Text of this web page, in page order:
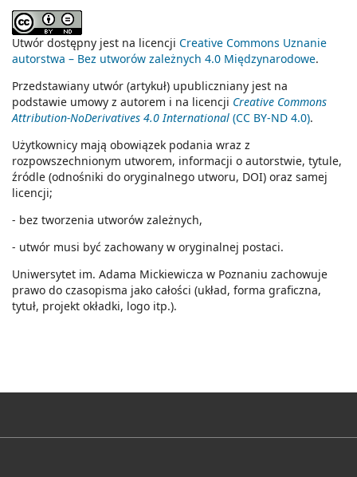
Utwór dostępny jest na licencji Creative Commons Uznanie
autorstwa – Bez utworów zależnych 4.0 Międzynarodowe.
Przedstawiany utwór (artykuł) upubliczniany jest na
podstawie umowy z autorem i na licencji Creative Commons
Attribution-NoDerivatives 4.0 International (CC BY-ND 4.0).
Użytkownicy mają obowiązek podania wraz z
rozpowszechnionym utworem, informacji o autorstwie, tytule,
źródle (odnośniki do oryginalnego utworu, DOI) oraz samej
licencji;
- bez tworzenia utworów zależnych,
- utwór musi być zachowany w oryginalnej postaci.
Uniwersytet im. Adama Mickiewicza w Poznaniu zachowuje
prawo do czasopisma jako całości (układ, forma graficzna,
tytuł, projekt okładki, logo itp.).